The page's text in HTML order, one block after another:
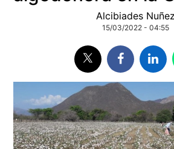
Alcibiades Nuñez
15/03/2022 - 04:55